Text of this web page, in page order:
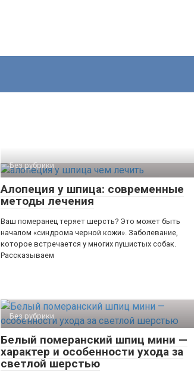
Без рубрики
Алопеция у шпица: современные
методы лечения
Ваш померанец теряет шерсть? Это может быть
началом «синдрома черной кожи». Заболевание,
которое встречается у многих пушистых собак.
Рассказываем
Без рубрики
Белый померанский шпиц мини —
характер и особенности ухода за
светлой шерстью